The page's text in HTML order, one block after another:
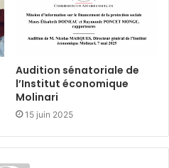
Audition sénatoriale de
l’Institut économique
Molinari
15 juin 2025